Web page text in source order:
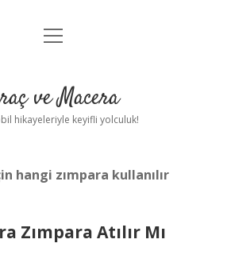
Anasayfa
Yasal Uyarı
menüyü
ve Macera
hikayeleriyle keyifli yolculuk!
hangi zımpara kullanılır
Zımpara Atılır Mı